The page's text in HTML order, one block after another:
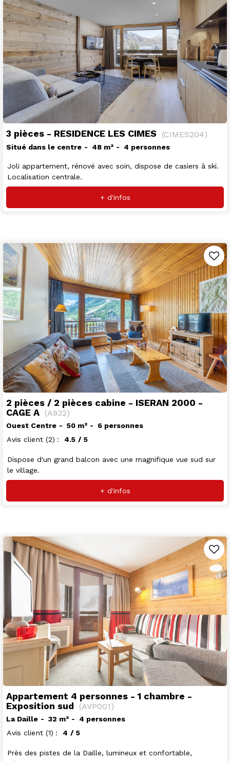
3 pièces - RESIDENCE LES CIMES (CIMES204)
Situé dans le centre 48 m² 4 personnes
Joli appartement, rénové avec soin, dispose de casiers à ski.
Localisation centrale.
+ d'infos
2 pièces / 2 pièces cabine - ISERAN 2000 -
CAGE A (A932)
Ouest Centre 50 m²
6 personnes
Avis client (2) 4.5 / 5
Dispose d'un grand balcon avec une magnifique vue sud sur
le village.
+ d'infos
Appartement 4 personnes - 1 chambre -
Exposition sud
(AVP001)
La Daille 32 m²
4 personnes
Avis client (1) 4 / 5
Près des pistes de la Daille, lumineux et confortable,